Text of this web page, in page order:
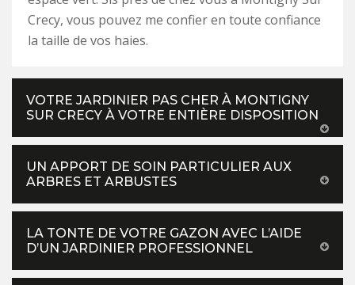
Crecy, vous pouvez me confier en toute confiance
la taille de vos haies.
VOTRE JARDINIER PAS CHER À MONTIGNY
SUR CRECY À VOTRE ENTIÈRE DISPOSITION
UN APPORT DE SOIN PARTICULIER AUX
ARBRES ET ARBUSTES
LA TONTE DE VOTRE GAZON AVEC L’AIDE
D’UN JARDINIER PROFESSIONNEL